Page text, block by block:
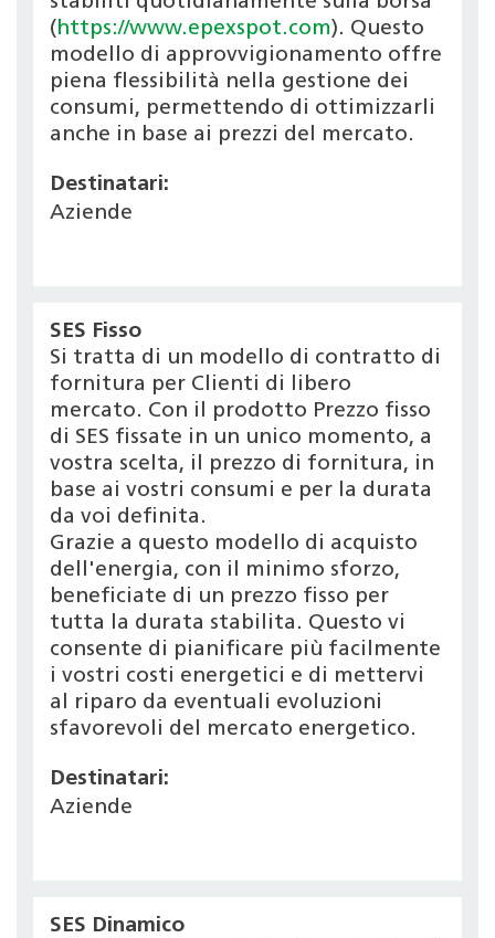
( https://www.epexspot.com). Questo
modello di approvvigionamento offre
piena flessibilità nella gestione dei
consumi, permettendo di ottimizzarli
anche in base ai prezzi del mercato.
Destinatari:
Aziende
SES Fisso
Si tratta di un modello di contratto di
fornitura per Clienti di libero
mercato. Con il prodotto Prezzo fisso
di SES fissate in un unico momento, a
vostra scelta, il prezzo di fornitura, in
base ai vostri consumi e per la durata
da voi definita.
Grazie a questo modello di acquisto
dell'energia, con il minimo sforzo,
beneficiate di un prezzo fisso per
tutta la durata stabilita. Questo vi
consente di pianificare più facilmente
i vostri costi energetici e di mettervi
al riparo da eventuali evoluzioni
sfavorevoli del mercato energetico.
Destinatari:
Aziende
SES Dinamico